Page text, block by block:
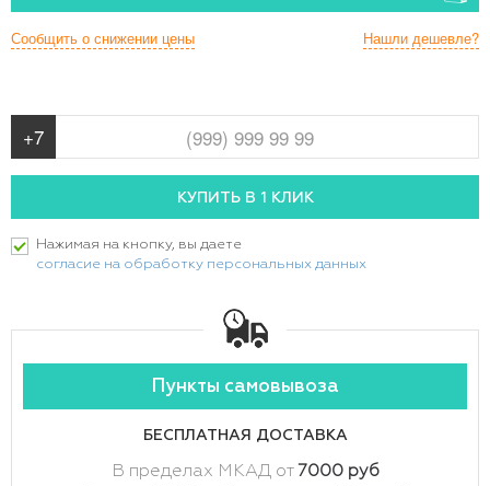
Нашли дешевле?
Сообщить о снижении цены
Нажимая на кнопку, вы даете
согласие на обработку персональных данных
Пункты самовывоза
БЕСПЛАТНАЯ ДОСТАВКА
В пределах МКАД от 7000 руб